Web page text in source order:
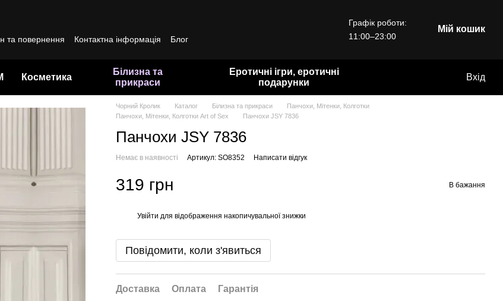
та повернення Контактна інформація
Блог
Графік роботи:
11:00–23:00
Мій кошик
Косметика
Білизна та
прикраси
Еротичні ігри, еротичні
подарунки
Вхід
Чорний Кролик Каталог Білизна та прикраси
Панчохи, Мітенки, Колготки
Панчохи, Мітенки, Колготки Art of Sex
Панчохи JSY 7836
Панчохи JSY 7836
Немає в наявності Артикул: SO8352 Написати відгук
319 грн В бажання
Увійти для відображення накопичувальної знижки
Повідомити, коли з'явиться
Доставка Оплата Гарантія